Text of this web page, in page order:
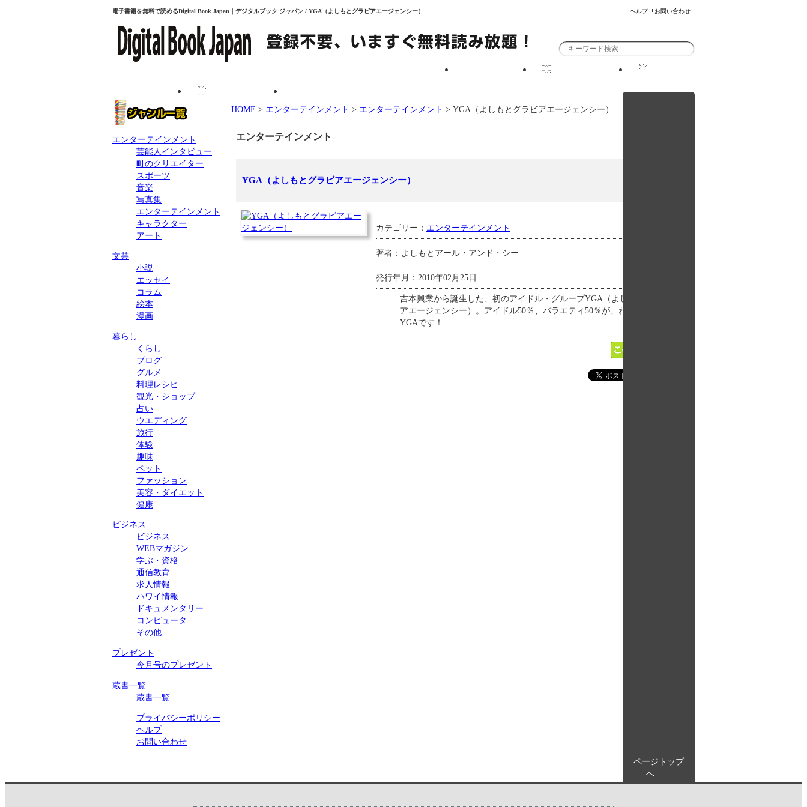
電子書籍を無料で読めるDigital Book Japan｜デジタルブック ジャパン / YGA（よしもとグラビアエージェンシー） ヘルプ お問い合わせ
HOME > エンターテインメント > エンターテインメント > YGA（よしもとグラビアエージェンシー）
エンターテインメント
YGA（よしもとグラビアエージェンシー）
カテゴリー： エンターテインメント
著者：よしもとアール・アンド・シー
発行年月：2010年02月25日
吉本興業から誕生した、初のアイドル・グループYGA（よしもとグラビ
アエージェンシー）。アイドル50％、バラエティ50％が、わたしたち
YGAです！
エンターテインメント
芸能人インタビュー
町のクリエイター
スポーツ
音楽
写真集
エンターテインメント
キャラクター
アート
文芸
小説
エッセイ
コラム
絵本
漫画
暮らし
くらし
ブログ
グルメ
料理レシピ
観光・ショップ
占い
ウエディング
旅行
体験
趣味
ペット
ファッション
美容・ダイエット
健康
ビジネス
ビジネス
WEBマガジン
学ぶ・資格
通信教育
求人情報
ハワイ情報
ドキュメンタリー
コンピュータ
その他
プレゼント
今月号のプレゼント
蔵書一覧
蔵書一覧
プライバシーポリシー
ヘルプ
お問い合わせ
ページトップ
へ